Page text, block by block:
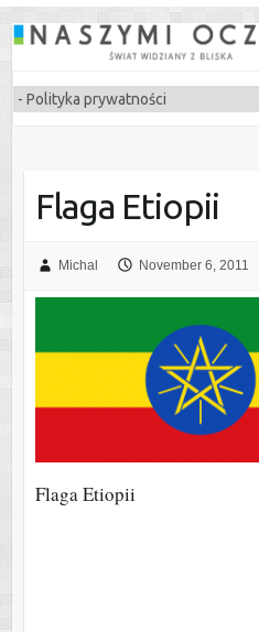
Flaga Etiopii
Michal November 6, 2011
Flaga Etiopii